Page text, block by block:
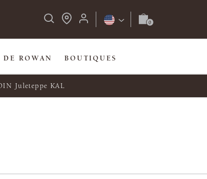
DE ROWAN BOUTIQUES
Juleteppe KAL